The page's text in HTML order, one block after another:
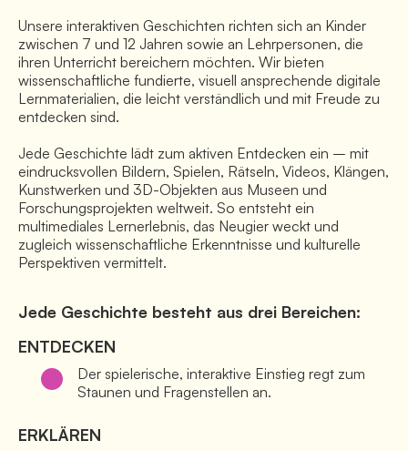
Unsere interaktiven Geschichten richten sich an Kinder
zwischen 7 und 12 Jahren sowie an Lehrpersonen, die
ihren Unterricht bereichern möchten. Wir bieten
wissenschaftliche fundierte, visuell ansprechende digitale
Lernmaterialien, die leicht verständlich und mit Freude zu
entdecken sind.
Jede Geschichte lädt zum aktiven Entdecken ein – mit
eindrucksvollen Bildern, Spielen, Rätseln, Videos, Klängen,
Kunstwerken und 3D-Objekten aus Museen und
Forschungsprojekten weltweit. So entsteht ein
multimediales Lernerlebnis, das Neugier weckt und
zugleich wissenschaftliche Erkenntnisse und kulturelle
Perspektiven vermittelt.
Jede Geschichte besteht aus drei Bereichen:
ENTDECKEN
Der spielerische, interaktive Einstieg regt zum
Staunen und Fragenstellen an.
ERKLÄREN